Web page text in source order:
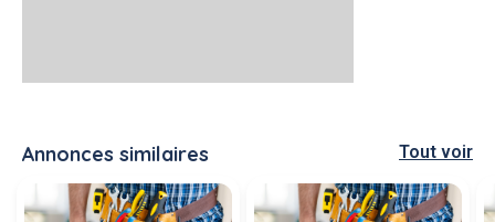
Annonces similaires Tout voir